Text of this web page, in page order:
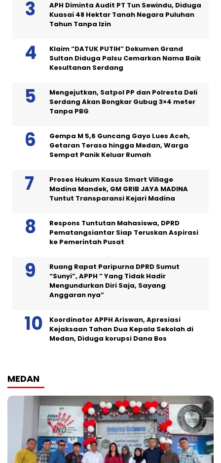
APH Diminta Audit PT Tun Sewindu, Diduga
Kuasai 48 Hektar Tanah Negara Puluhan
Tahun Tanpa Izin
Klaim “DATUK PUTIH” Dokumen Grand
Sultan Diduga Palsu Cemarkan Nama Baik
Kesultanan Serdang
Mengejutkan, Satpol PP dan Polresta Deli
Serdang Akan Bongkar Gubug 3×4 meter
Tanpa PBG
Gempa M 5,6 Guncang Gayo Lues Aceh,
Getaran Terasa hingga Medan, Warga
Sempat Panik Keluar Rumah
Proses Hukum Kasus Smart Village
Madina Mandek, GM GRIB JAYA MADINA
Tuntut Transparansi Kejari Madina
Respons Tuntutan Mahasiswa, DPRD
Pematangsiantar Siap Teruskan Aspirasi
ke Pemerintah Pusat
Ruang Rapat Paripurna DPRD Sumut
“Sunyi”, APPH ” Yang Tidak Hadir
Mengundurkan Diri Saja, Sayang
Anggaran nya”
Koordinator APPH Ariswan, Apresiasi
Kejaksaan Tahan Dua Kepala Sekolah di
Medan, Diduga korupsi Dana Bos
MEDAN